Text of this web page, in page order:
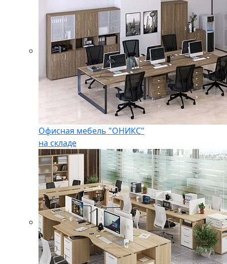
Офисная мебель "ОНИКС"
на складе